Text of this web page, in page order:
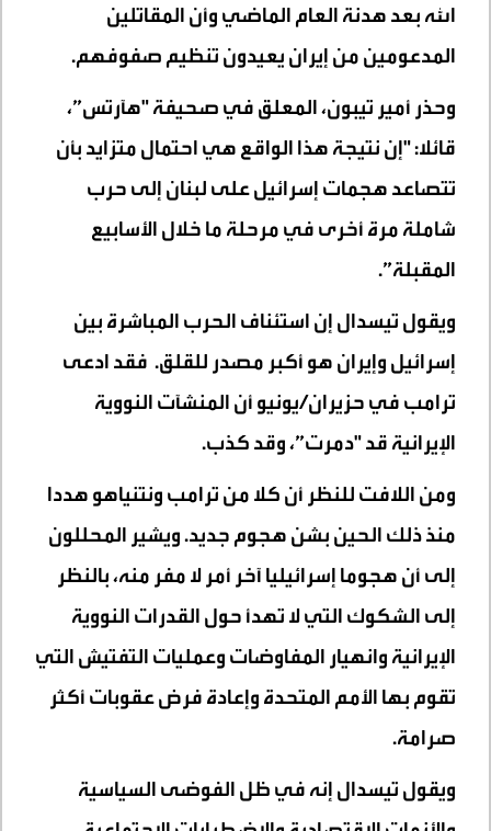
الله بعد هدنة العام الماضي وأن المقاتلين
المدعومين من إيران يعيدون تنظيم صفوفهم.
وحذر أمير تيبون، المعلق في صحيفة "هآرتس”،
قائلا: "إن نتيجة هذا الواقع هي احتمال متزايد بأن
تتصاعد هجمات إسرائيل على لبنان إلى حرب
شاملة مرة أخرى في مرحلة ما خلال الأسابيع
المقبلة”.
ويقول تيسدال إن استئناف الحرب المباشرة بين
إسرائيل وإيران هو أكبر مصدر للقلق. فقد ادعى
ترامب في حزيران/يونيو أن المنشآت النووية
الإيرانية قد "دمرت”، وقد كذب.
ومن اللافت للنظر أن كلا من ترامب ونتنياهو هددا
منذ ذلك الحين بشن هجوم جديد. ويشير المحللون
إلى أن هجوما إسرائيليا آخر أمر لا مفر منه، بالنظر
إلى الشكوك التي لا تهدأ حول القدرات النووية
الإيرانية وانهيار المفاوضات وعمليات التفتيش التي
تقوم بها الأمم المتحدة وإعادة فرض عقوبات أكثر
صرامة.
ويقول تيسدال إنه في ظل الفوضى السياسية